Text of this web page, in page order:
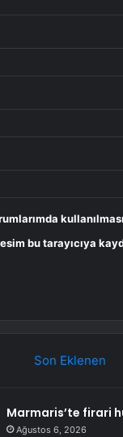
bu tarayıcıya
Son Eklenen
Marmaris’te firari
Ağustos 6, 2026